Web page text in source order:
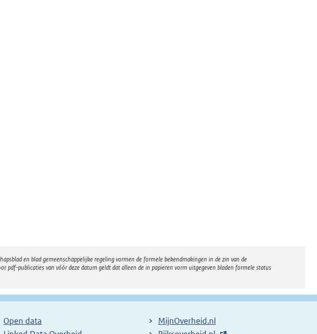
en blad gemeenschappelijke regeling vormen de formele bekendmakingen in de zin van de
publicaties van vóór deze datum geldt dat alleen de in papieren vorm uitgegeven bladen formele status
Open data
MijnOverheid.nl